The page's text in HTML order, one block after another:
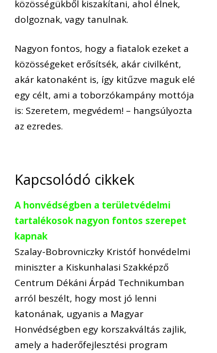
közösségükből kiszakítani, ahol élnek,
dolgoznak, vagy tanulnak.
Nagyon fontos, hogy a fiatalok ezeket a
közösségeket erősítsék, akár civilként,
akár katonaként is, így kitűzve maguk elé
egy célt, ami a toborzókampány mottója
is: Szeretem, megvédem! – hangsúlyozta
az ezredes.
Kapcsolódó cikkek
A honvédségben a területvédelmi
tartalékosok nagyon fontos szerepet
kapnak
Szalay-Bobrovniczky Kristóf honvédelmi
miniszter a Kiskunhalasi Szakképző
Centrum Dékáni Árpád Technikumban
arról beszélt, hogy most jó lenni
katonának, ugyanis a Magyar
Honvédségben egy korszakváltás zajlik,
amely a haderőfejlesztési program